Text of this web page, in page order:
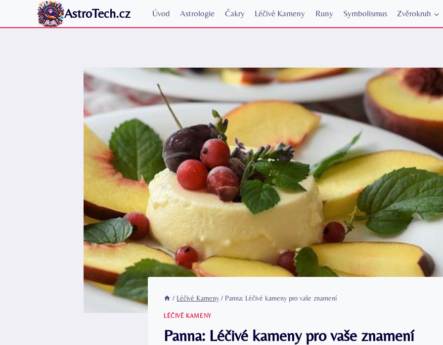
AstroTech.cz Úvod Astrologie Čakry Léčivé Kameny Runy Symbolismus Zvěrokruh
/ Léčivé Kameny / Panna: Léčivé kameny pro vaše znamení
LÉČIVÉ KAMENY
Panna: Léčivé kameny pro vaše znamení